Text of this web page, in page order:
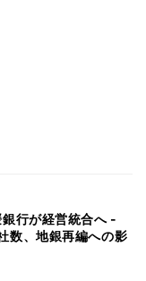
行が経営統合へ -
数、地銀再編への影